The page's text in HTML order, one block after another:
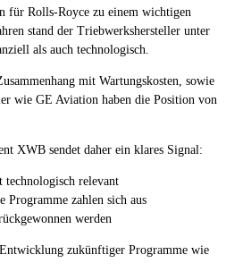
für Rolls-Royce zu einem wichtigen
stand der Triebwerkshersteller unter
als auch technologisch.
mit Wartungskosten, sowie
wie GE Aviation haben die Position von
XWB sendet daher ein klares Signal:
relevant
Programme zahlen sich aus
werden
zukünftiger Programme wie